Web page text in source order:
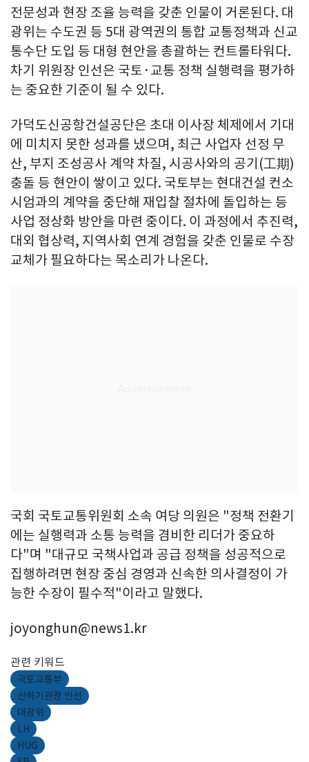
전문성과 현장 조율 능력을 갖춘 인물이 거론된다. 대
광위는 수도권 등 5대 광역권의 통합 교통정책과 신교
통수단 도입 등 대형 현안을 총괄하는 컨트롤타워다.
차기 위원장 인선은 국토·교통 정책 실행력을 평가하
는 중요한 기준이 될 수 있다.
가덕도신공항건설공단은 초대 이사장 체제에서 기대
에 미치지 못한 성과를 냈으며, 최근 사업자 선정 무
산, 부지 조성공사 계약 차질, 시공사와의 공기(工期)
충돌 등 현안이 쌓이고 있다. 국토부는 현대건설 컨소
시엄과의 계약을 중단해 재입찰 절차에 돌입하는 등
사업 정상화 방안을 마련 중이다. 이 과정에서 추진력,
대외 협상력, 지역사회 연계 경험을 갖춘 인물로 수장
교체가 필요하다는 목소리가 나온다.
국회 국토교통위원회 소속 여당 의원은 "정책 전환기
에는 실행력과 소통 능력을 겸비한 리더가 중요하
다"며 "대규모 국책사업과 공급 정책을 성공적으로
집행하려면 현장 중심 경영과 신속한 의사결정이 가
능한 수장이 필수적"이라고 말했다.
joyonghun@news1.kr
관련 키워드
국토교통부
산하기관장 인선
대광위
LH
HUG